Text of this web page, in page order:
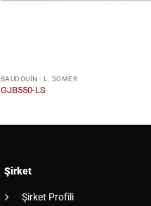
BAUDOUIN - L. SOMER
GJB550-LS
Şirket
Şirket Profili